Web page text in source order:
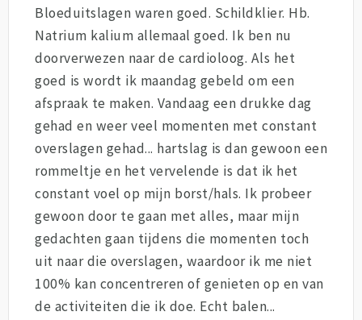
Bloeduitslagen waren goed. Schildklier. Hb.
Natrium kalium allemaal goed. Ik ben nu
doorverwezen naar de cardioloog. Als het
goed is wordt ik maandag gebeld om een
afspraak te maken. Vandaag een drukke dag
gehad en weer veel momenten met constant
overslagen gehad... hartslag is dan gewoon een
rommeltje en het vervelende is dat ik het
constant voel op mijn borst/hals. Ik probeer
gewoon door te gaan met alles, maar mijn
gedachten gaan tijdens die momenten toch
uit naar die overslagen, waardoor ik me niet
100% kan concentreren of genieten op en van
de activiteiten die ik doe. Echt balen...